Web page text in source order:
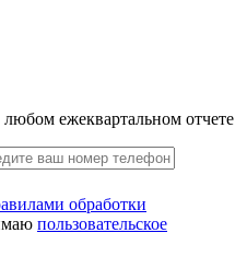
ежеквартальном отчете
обработки
пользовательское